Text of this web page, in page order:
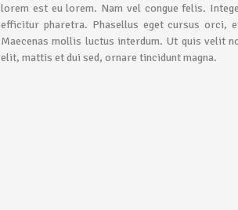
lorem est eu lorem. Nam vel congue felis.
efficitur pharetra. Phasellus eget cursus orci,
Maecenas mollis luctus interdum. Ut quis velit
elit, mattis et dui sed, ornare tincidunt magna.